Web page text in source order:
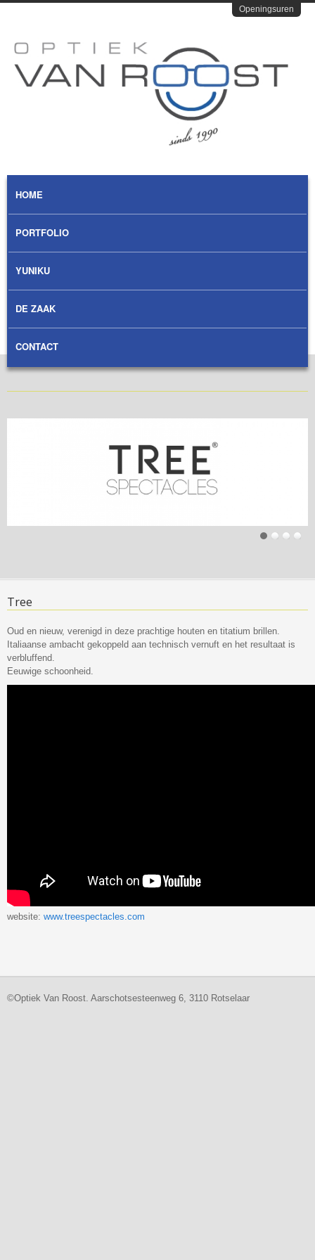
Openingsuren
Optiek
Van
HOME
PORTFOLIO
YUNIKU
DE ZAAK
CONTACT
Tree
Oud en nieuw, verenigd in deze prachtige houten en titatium brillen.
Italiaanse ambacht gekoppeld aan technisch vernuft en het resultaat is
verbluffend.
Eeuwige schoonheid.
website: www.treespectacles.com
©Optiek Van Roost. Aarschotsesteenweg 6, 3110 Rotselaar